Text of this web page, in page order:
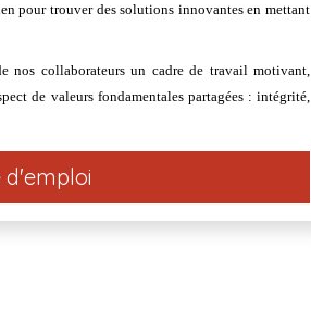
pour trouver des solutions innovantes en mettant
nos collaborateurs un cadre de travail motivant,
de valeurs fondamentales partagées : intégrité,